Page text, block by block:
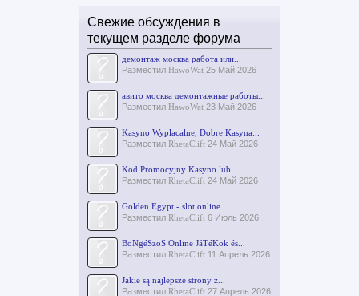
Свежие обсуждения в
текущем разделе форума
демонтаж москва работа или...
Разместил HawoWat 25 Май 2026
авито москва демонтажные работы...
Разместил HawoWat 23 Май 2026
Kasyno Wyplacalne, Dobre Kasyna...
Разместил RhetaClift 24 Май 2026
Kod Promocyjny Kasyno lub...
Разместил RhetaClift 24 Май 2026
Golden Egypt - slot online...
Разместил RhetaClift 6 Июль 2026
BöNgéSzöS Online JáTéKok és...
Разместил RhetaClift 11 Апрель 2026
Jakie są najlepsze strony z...
Разместил RhetaClift 27 Апрель 2026